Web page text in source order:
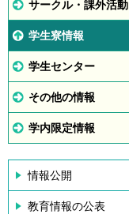
サークル・課外活動
学生寮情報
学生センター
その他の情報
学内限定情報
情報公開
教育情報の公表